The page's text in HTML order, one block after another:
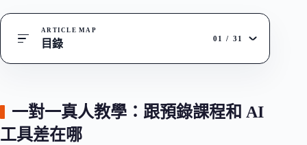
ARTICLE MAP
目錄 01 / 31
一對一真人教學：跟預錄課程和 AI
工具差在哪